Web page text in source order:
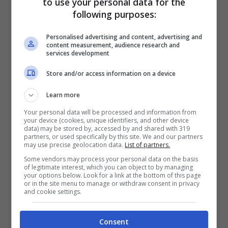
sulla vicenda.
Auto elettriche, c’è una
nuova polemica
following purposes:
Personalised advertising and content, advertising and
content measurement, audience research and
services development
Store and/or access information on a device
Learn more
Your personal data will be processed and information from
your device (cookies, unique identifiers, and other device
data) may be stored by, accessed by and shared with 319
partners, or used specifically by this site. We and our partners
may use precise geolocation data. List of partners.
Some vendors may process your personal data on the basis
of legitimate interest, which you can object to by managing
your options below. Look for a link at the bottom of this page
or in the site menu to manage or withdraw consent in privacy
and cookie settings.
Consent